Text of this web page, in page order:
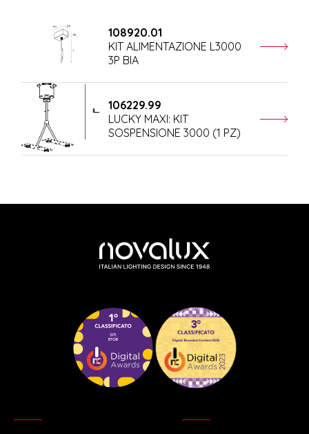
108920.01
KIT ALIMENTAZIONE L3000
3P BIA
106229.99
LUCKY MAXI: KIT
SOSPENSIONE 3000 (1 PZ)